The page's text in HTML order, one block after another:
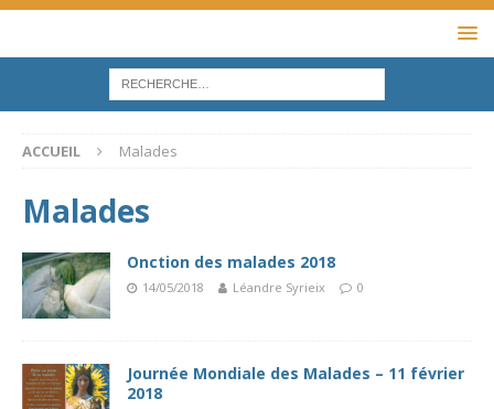
ACCUEIL Malades
Malades
Onction des malades 2018
14/05/2018 Léandre Syrieix 0
Journée Mondiale des Malades – 11 février
2018